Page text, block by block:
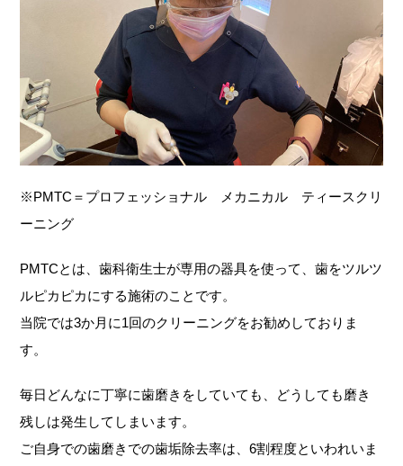
※PMTC＝プロフェッショナル メカニカル ティースクリ
ーニング
PMTCとは、歯科衛生士が専用の器具を使って、歯をツルツ
ルピカピカにする施術のことです。
当院では3か月に1回のクリーニングをお勧めしておりま
す。
毎日どんなに丁寧に歯磨きをしていても、どうしても磨き
残しは発生してしまいます。
ご自身での歯磨きでの歯垢除去率は、6割程度といわれいま